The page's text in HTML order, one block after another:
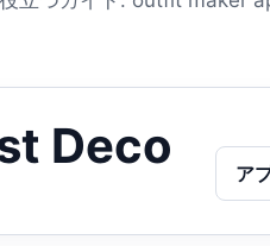
Deco ア